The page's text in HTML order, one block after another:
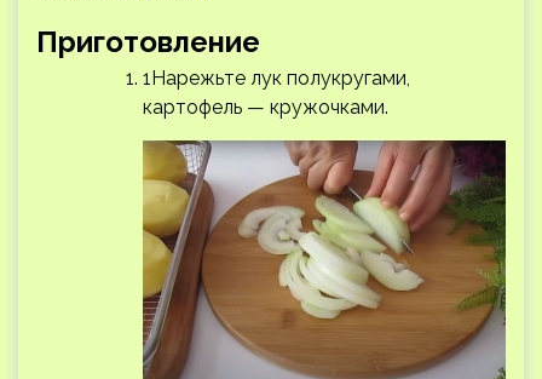
Приготовление
1Нарежьте лук полукругами,
картофель — кружочками.